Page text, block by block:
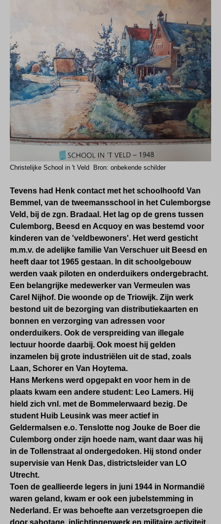
Christelijke School in 't Veld Bron: onbekende schilder
Tevens had Henk contact met het school hoofd Van
Bemmel, van de tweemansschool in het Culemborgse
Veld, bij de zgn. Bradaal . Het lag op de grens tussen
Culemborg, Beesd en Acquoy en was bestemd voor
kinderen van de 'veldbewoners'. Het werd gesticht
m.m.v. de adelijke familie Van Verschuer uit Beesd en
heeft daar tot 1965 gestaan. In dit schoolgebouw
werden vaak piloten en onderduikers ondergebracht.
Een belangrijke medewerker van Vermeulen was
Carel Nijhof. Die woonde op de Triowijk. Zijn werk
bestond uit de bezorging van distributiekaarten en
bonnen en verzorging van adressen voor
onderduikers. Ook de verspreiding van illegale
lectuur hoorde daarbij. Ook moest hij gelden
inzamelen bij grote industriëlen uit de stad, zoals
Laan, Schorer en Van Hoytema.
Hans Merkens werd opgepakt en voor hem in de
plaats kwam een andere student: Leo Lamers. Hij
hield zich vnl. met de Bommelerwaard bezig. De
student Huib Leusink was meer actief in
Geldermalsen e.o. Tenslotte nog Jouke de Boer die
Culemborg onder zijn hoede nam, want daar was hij
in de Tollenstraat al ondergedoken. Hij stond onder
supervisie van Henk Das, districtsleider van LO
Utrecht.
Toen de geallieerde legers in juni 1944 in Normandië
waren geland, kwam er ook een jubelstemming in
Nederland. Er was behoefte aan verzetsgroepen die
door sabotage, inlichtingenwerk en militaire activiteit